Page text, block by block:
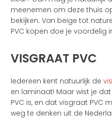
meenemen om deze thuis
bekijken. Van beige tot
PVC kopen doe je voordelig
VISGRAAT PVC
Iedereen kent natuurlijk de
en laminaat! Maar wist je
PVC is, en dat visgraat PVC
weg te denken uit de